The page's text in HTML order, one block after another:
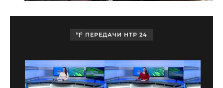
ПЕРЕДАЧИ НТР 24